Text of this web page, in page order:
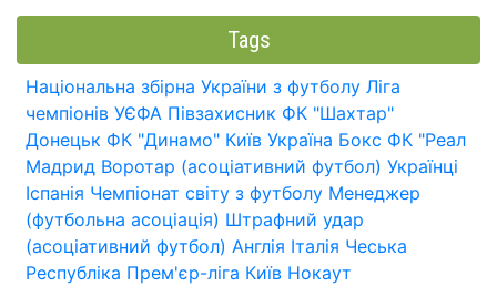
Tags
Національна збірна України з футболу Ліга
чемпіонів УЄФА Півзахисник ФК "Шахтар"
Донецьк ФК "Динамо" Київ Україна Бокс ФК "Реал
Мадрид Воротар (асоціативний футбол) Українці
Іспанія Чемпіонат світу з футболу Менеджер
(футбольна асоціація) Штрафний удар
(асоціативний футбол) Англія Італія Чеська
Республіка Прем'єр-ліга Київ Нокаут